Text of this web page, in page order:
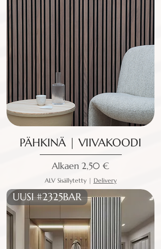
PÄHKINÄ | VIIVAKOODI
Alkaen 2,50 €
Alehinta
ALV Sisällytetty| Delivery
UUSI #2325BAR